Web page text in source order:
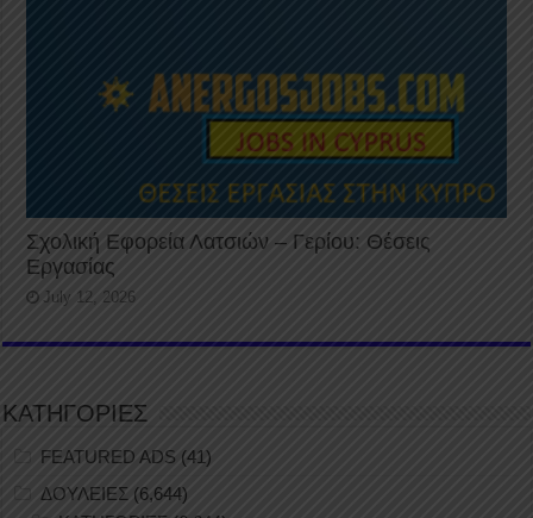
Σχολική Εφορεία Λατσιών – Γερίου: Θέσεις
Εργασίας
July 12, 2026
ΚΑΤΗΓΟΡΙΕΣ
FEATURED ADS (41)
ΔΟΥΛΕΙΕΣ (6,644)